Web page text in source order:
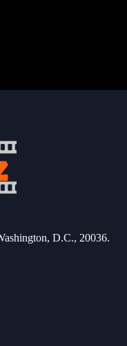
D.C., 20036.